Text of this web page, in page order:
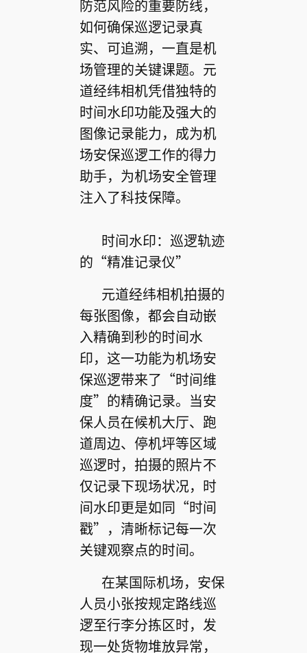
防范风险的重要防线，
如何确保巡逻记录真
实、可追溯，一直是机
场管理的关键课题。元
道经纬相机凭借独特的
时间水印功能及强大的
图像记录能力，成为机
场安保巡逻工作的得力
助手，为机场安全管理
注入了科技保障。
时间水印：巡逻轨迹
的“精准记录仪”
元道经纬相机拍摄的
每张图像，都会自动嵌
入精确到秒的时间水
印，这一功能为机场安
保巡逻带来了“时间维
度”的精确记录。当安
保人员在候机大厅、跑
道周边、停机坪等区域
巡逻时，拍摄的照片不
仅记录下现场状况，时
间水印更是如同“时间
戳”，清晰标记每一次
关键观察点的时间。
在某国际机场，安保
人员小张按规定路线巡
逻至行李分拣区时，发
现一处货物堆放异常，